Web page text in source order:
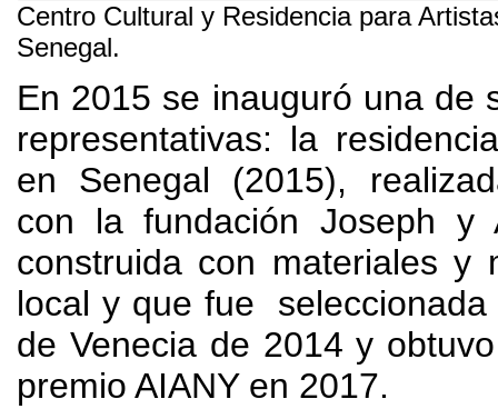
Centro Cultural y Residencia para
Senegal.
En 2015 se inauguró una de
representativas: la
en Senegal (2015),
con la fundación Joseph y
construida con materiales y
local y que fue
de Venecia de 2014y
premio AIANY en 2017.